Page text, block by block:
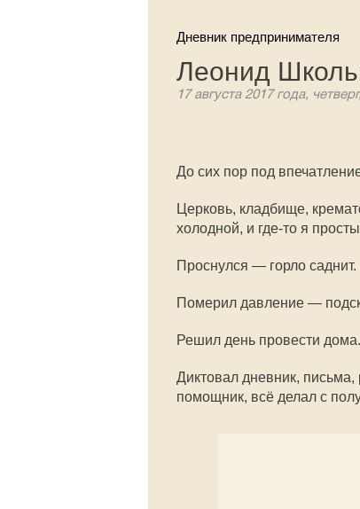
Дневник предпринимателя
Леонид
17 августа 2017 года,
До сих пор под
Церковь, кладбище,
холодной, и где-то я
Проснулся — горло саднит.
Померил давление —
Решил день провести
Диктовал дневник,
помощник, всё делал с